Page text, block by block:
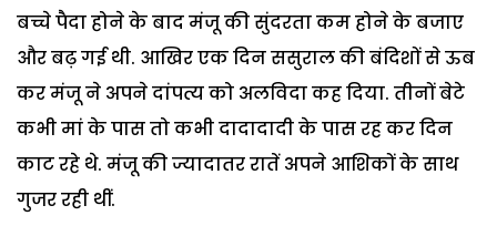
बच्चे पैदा होने के बाद मंजू की सुंदरता कम होने के बजाए
और बढ़ गई थी. आखिर एक दिन ससुराल की बंदिशों से ऊब
कर मंजू ने अपने दांपत्य को अलविदा कह दिया. तीनों बेटे
कभी मां के पास तो कभी दादादादी के पास रह कर दिन
काट रहे थे. मंजू की ज्यादातर रातें अपने आशिकों के साथ
गुजर रही थीं.